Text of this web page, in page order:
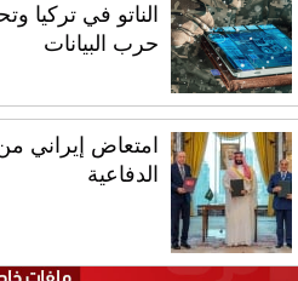
الناتو في تركيا
حرب البيانات
امتعاض إيراني
الدفاعية